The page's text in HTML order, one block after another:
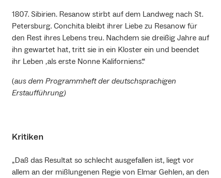
1807. Sibirien. Resanow stirbt auf dem Landweg nach St.
Petersburg. Conchita bleibt ihrer Liebe zu Resanow für
den Rest ihres Lebens treu. Nachdem sie dreißig Jahre auf
ihn gewartet hat, tritt sie in ein Kloster ein und beendet
ihr Leben ‚als erste Nonne Kaliforniens‘.“
(aus dem Programmheft der deutschsprachigen
Erstaufführung)
Kritiken
„Daß das Resultat so schlecht ausgefallen ist, liegt vor
allem an der mißlungenen Regie von Elmar Gehlen, an den